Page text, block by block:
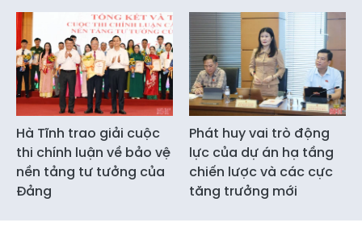
Hà Tĩnh trao giải cuộc
thi chính luận về bảo vệ
nền tảng tư tưởng của
Đảng
Phát huy vai trò động
lực của dự án hạ tầng
chiến lược và các cực
tăng trưởng mới